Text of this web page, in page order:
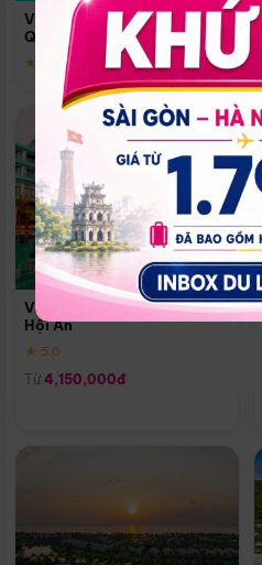
Vinpearl Resort & Spa Phu
Quoc
★ 5.0
Vinpearl Resort & Golf Nam
Hội An
★ 5.0
Từ 4,150,000đ